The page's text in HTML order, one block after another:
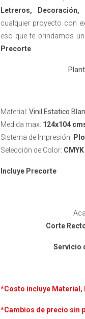
Letreros, Decoración,
cualquier proyecto con
eso que te brindamos
Precorte.
Material: Vinil Estatico
Medida max: 124x104
Sistema de Impresión:
Selección de Color:
Incluye Precorte
Corte
Servicio
*Costo incluyeMaterial,
*Cambios de precio sin